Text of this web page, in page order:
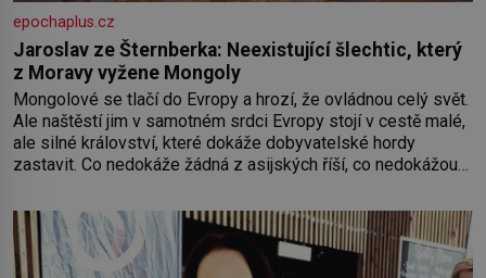
epochaplus.cz
Jaroslav ze Šternberka: Neexistující šlechtic, který
z Moravy vyžene Mongoly
Mongolové se tlačí do Evropy a hrozí, že ovládnou celý svět.
Ale naštěstí jim v samotném srdci Evropy stojí v cestě malé,
ale silné království, které dokáže dobyvatelské hordy
zastavit. Co nedokáže žádná z asijských říší, co nedokážou
od roku 1223 postupují podél Kaspického a Azovského
moře,